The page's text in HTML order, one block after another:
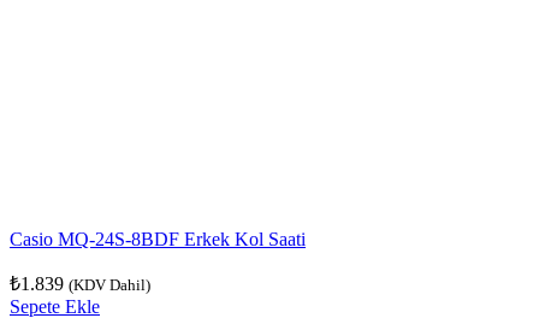
Casio MQ-24S-8BDF Erkek Kol Saati
₺1.839 (KDV Dahil)
Sepete Ekle